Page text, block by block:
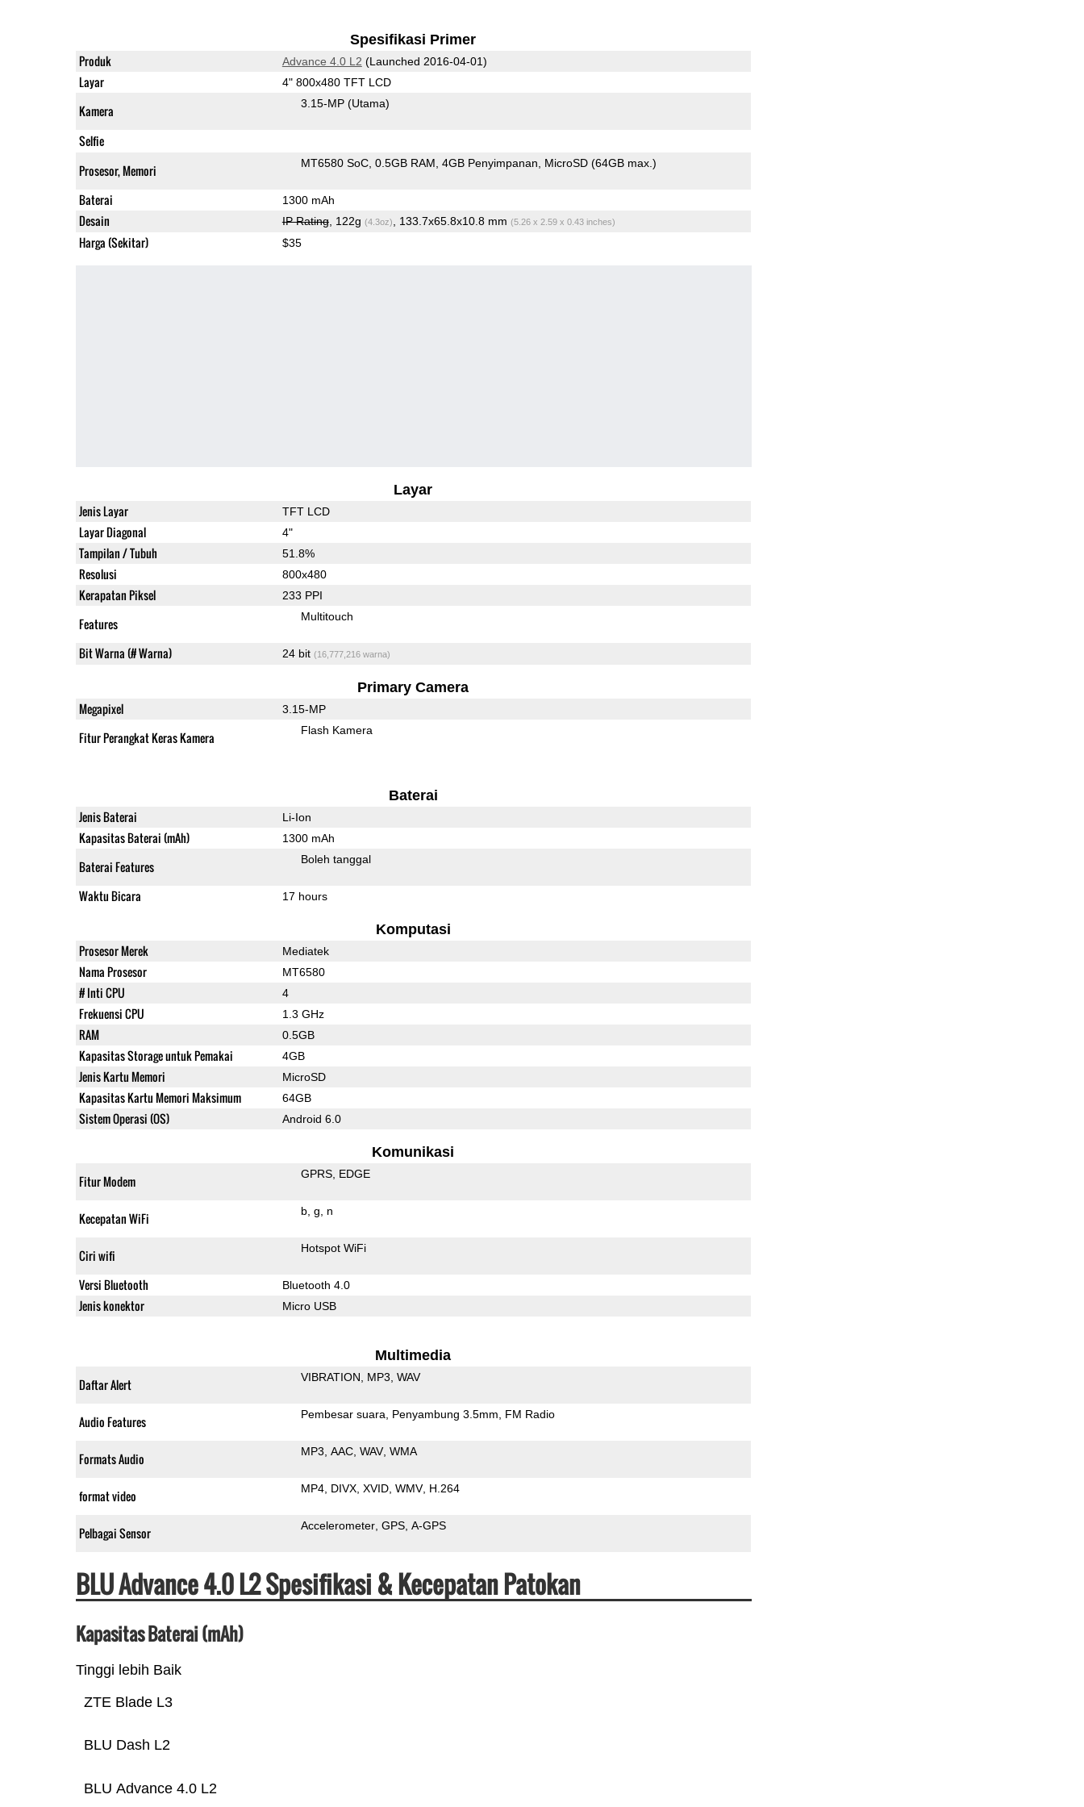
Spesifikasi Primer
Produk Advance 4.0 L2 (Launched 2016-04-01)
Layar 4" 800x480 TFT LCD
Kamera 3.15-MP (Utama)
Selfie
Prosesor, Memori
MT6580 SoC 0.5GB RAM 4GB Penyimpanan MicroSD (64GB max.)
Baterai 1300 mAh
Desain IP Rating, 122g (4.3oz) , 133.7x65.8x10.8 mm (5.26 x 2.59 x 0.43 inches)
Harga (Sekitar) $35
Layar
Jenis Layar TFT LCD
Layar Diagonal 4"
Tampilan / Tubuh 51.8%
Resolusi 800x480
Kerapatan Piksel 233 PPI
Features Multitouch
Bit Warna (# Warna) 24 bit (16,777,216 warna)
Primary Camera
Megapixel 3.15-MP
Fitur Perangkat Keras Kamera Flash Kamera
Baterai
Jenis Baterai Li-Ion
Kapasitas Baterai (mAh) 1300 mAh
Baterai Features Boleh tanggal
Waktu Bicara 17 hours
Komputasi
Prosesor Merek Mediatek
Nama Prosesor MT6580
# Inti CPU 4
Frekuensi CPU 1.3 GHz
RAM 0.5GB
Kapasitas Storage untuk Pemakai 4GB
Jenis Kartu Memori MicroSD
Kapasitas Kartu Memori Maksimum 64GB
Sistem Operasi (OS) Android 6.0
Komunikasi
Fitur Modem GPRS EDGE
Kecepatan WiFi b g n
Ciri wifi Hotspot WiFi
Versi Bluetooth Bluetooth 4.0
Jenis konektor Micro USB
Multimedia
Daftar Alert VIBRATION MP3 WAV
Audio Features Pembesar suara Penyambung 3.5mm FM Radio
Formats Audio MP3 AAC WAV WMA
format video MP4 DIVX XVID WMV H.264
Pelbagai Sensor Accelerometer GPS A-GPS
BLU Advance 4.0 L2 Spesifikasi & Kecepatan Patokan
Kapasitas Baterai (mAh)
Tinggi lebih Baik
BLU Advance 4.0 L2
BLU Dash L2
ZTE Blade L3